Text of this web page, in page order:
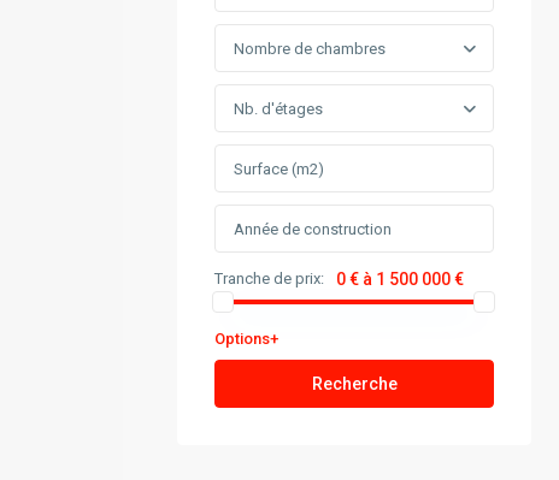
Nombre de chambres
Nb. d'étages
Tranche de prix: 0 € à 1 500 000 €
Options+
Recherche